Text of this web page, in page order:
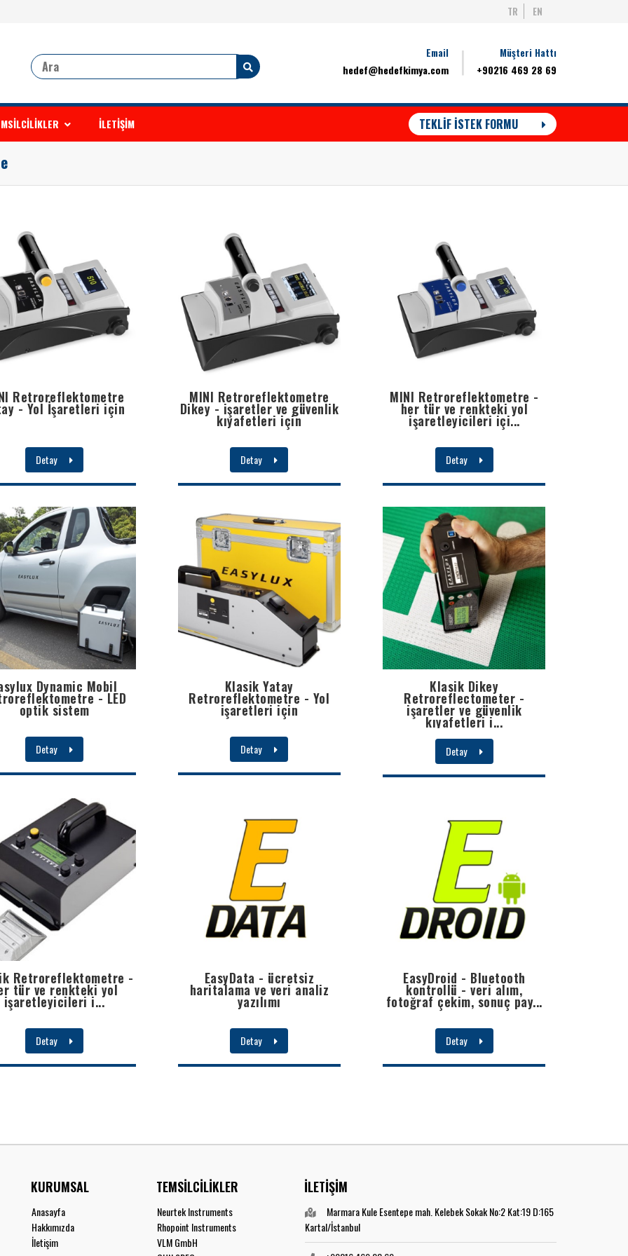
TR EN
Müşteri Hattı
+90216 469 28 69
Email
hedef@hedefkimya.com
İLETİŞİM TEKLİF İSTEK FORMU
Retroreflektometre
- Yol İşaretleri için
Detay
MINI Retroreflektometre
Dikey - işaretler ve güvenlik
kıyafetleri için
Detay
MINI Retroreflektometre -
her tür ve renkteki yol
işaretleyicileri içi...
Detay
Dynamic Mobil
- LED
optik sistem
Detay
Klasik Yatay
Retroreflektometre - Yol
işaretleri için
Detay
Klasik Dikey
Retroreflectometer -
işaretler ve güvenlik
kıyafetleri i...
Detay
Retroreflektometre -
tür ve renkteki yol
işaretleyicileri i...
Detay
EasyData - ücretsiz
haritalama ve veri analiz
yazılımı
Detay
EasyDroid - Bluetooth
kontrollü - veri alım,
fotoğraf çekim, sonuç pay...
Detay
KURUMSAL
Anasayfa
Hakkımızda
İletişim
TEMSİLCİLİKLER
Neurtek Instruments
Rhopoint Instruments
VLM GmbH
İLETİŞİM
Marmara Kule Esentepe mah. Kelebek Sokak No:2 Kat:19 D:165
Kartal/İstanbul